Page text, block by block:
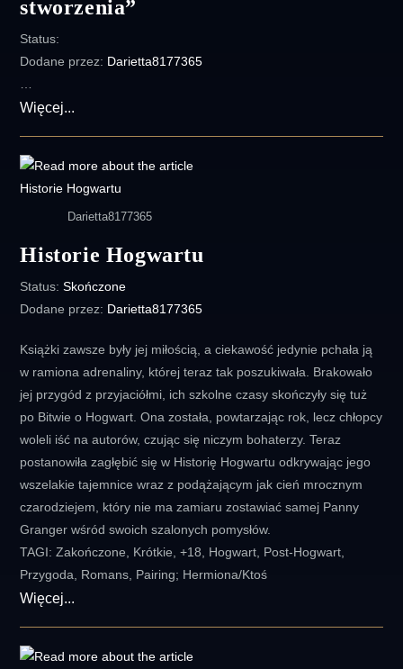
stworzenia”
Status:
Dodane przez: Darietta8177365
Więcej...
stworzenia”
Darietta8177365
Historie Hogwartu
Status:Skończone
Dodane przez: Darietta8177365
Książki zawsze były jej miłością, a ciekawość jedynie pchała ją
w ramiona adrenaliny, której teraz tak poszukiwała. Brakowało
jej przygód z przyjaciółmi, ich szkolne czasy skończyły się tuż
po Bitwie o Hogwart. Ona została, powtarzając rok, lecz chłopcy
woleli iść na autorów, czując się niczym bohaterzy. Teraz
postanowiła zagłębić się w Historię Hogwartu odkrywając jego
wszelakie tajemnice wraz z podążającym jak cień mrocznym
czarodziejem, który nie ma zamiaru zostawiać samej Panny
Granger wśród swoich szalonych pomysłów.
TAGI: Zakończone, Krótkie, +18, Hogwart, Post-Hogwart,
Przygoda, Romans, Pairing; Hermiona/Ktoś
Więcej...